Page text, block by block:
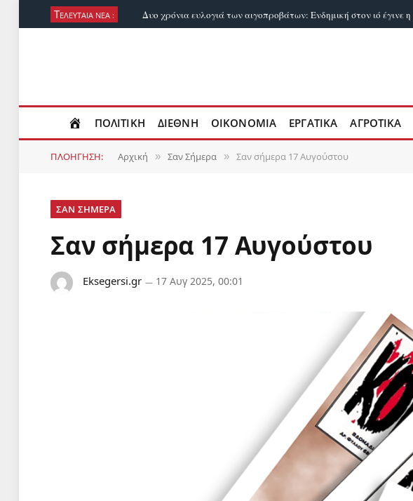
ΤΕΛΕΥΤΑΙΑ ΝΕΑ :
ΠΟΛΙΤΙΚΗ ΔΙΕΘΝΗ ΟΙΚΟΝΟΜΙΑ ΕΡΓΑΤΙΚΑ ΑΓΡΟΤΙΚΑ
ΠΛΟΗΓΗΣΗ: Αρχική » Σαν Σήμερα » Σαν σήμερα 17 Αυγούστου
ΣΑΝ ΣΗΜΕΡΑ
Σαν σήμερα 17 Αυγούστου
Eksegersi.gr 17 Αυγ 2025, 00:01